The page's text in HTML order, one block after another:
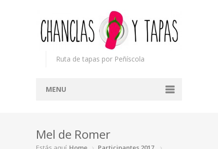
Ruta de tapas por Peñíscola
MENU
Concurso
Mel de Romer